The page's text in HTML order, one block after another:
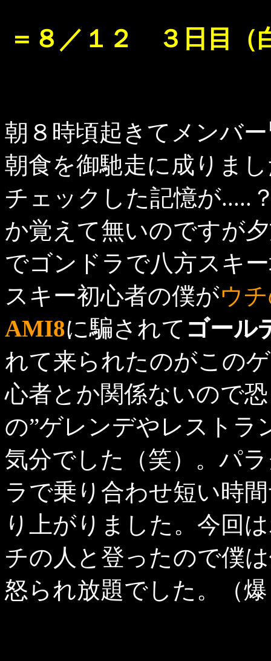
＝８／１２ ３日目（
朝８時頃起きてメンバ
朝食を御馳走に成りま
チェックした記憶が
か覚えて無いのですが
でゴンドラで八方スキ
スキー初心者の僕がウ
AMI8に騙されて ゴール
れて来られたのがこの
心者とか関係ないので
の”ゲレンデやレストラ
気分でした（笑）。パ
ラで乗り合わせ短い時
り上がりました。今回
チの人と登ったので僕
怒られ放題でした。（